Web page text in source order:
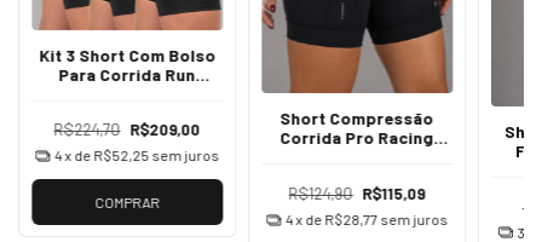
Kit 3 Short Com Bolso
Para Corrida Run
R$224,70 R$209,00
4x de R$52,25 sem juros
COMPRAR
Short Compressão
Corrida Pro Racing
R$124,90 R$115,09
4x de R$28,77 sem juros
3